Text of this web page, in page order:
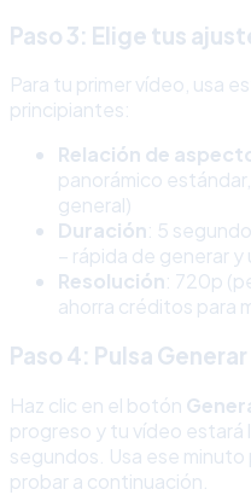
Paso 3: Elige tus
Para tu primer vídeo, usa
principiantes:
Relación de
panorámico
general)
Duración: 5
– rápida de generar
Resolución: 720p
ahorra créditos para
Paso 4: Pulsa Generar
Haz clic en el botón
progreso y tu vídeo
segundos. Usa ese
probar a continuación.